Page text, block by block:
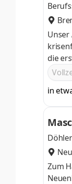
Unser Angebot: Teste an einem
krisenfesten Job in
in
Zum Hauptinhalt springen
Neuenkirchen Vollzeit unbefristet